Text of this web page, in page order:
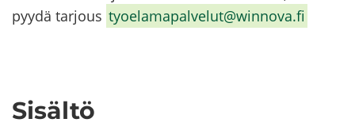
pyydä tar­jous ty­oe­la­ma­pal­ve­lut@winnova.fi
Si­säl­tö